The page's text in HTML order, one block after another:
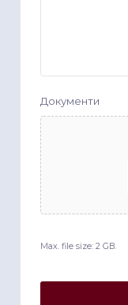
Документи
Max. file size: 2 GB.